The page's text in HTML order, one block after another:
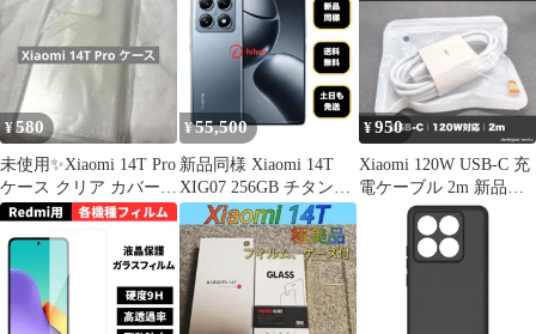
¥580
未使用✨️Xiaomi 14T Pro
ケース クリア カバー
TPU
¥55,500
新品同様 Xiaomi 14T
XIG07 256GB チタンブ
ルー 国内版 SIMフリー
送料無料
¥950
Xiaomi 120W USB-C 充
電ケーブル 2m 新品
17T Pro対応